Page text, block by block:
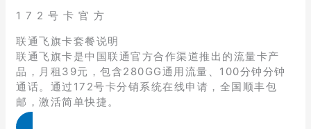
1 7 2 号 卡 官 方
联通飞旗卡套餐说明
联通飞旗卡是中国联通官方合作渠道推出的流量卡产
品，月租39元，包含280GG通用流量、100分钟分钟
通话。通过172号卡分销系统在线申请，全国顺丰包
邮，激活简单快捷。